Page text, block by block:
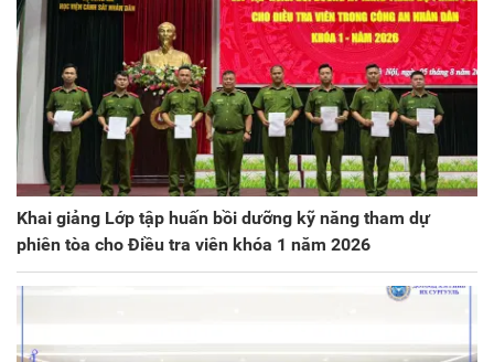
Khai giảng Lớp tập huấn bồi dưỡng kỹ năng tham dự
phiên tòa cho Điều tra viên khóa 1 năm 2026